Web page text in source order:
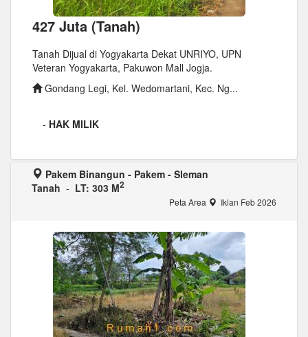
427 Juta (Tanah)
Tanah Dijual di Yogyakarta Dekat UNRIYO, UPN
Veteran Yogyakarta, Pakuwon Mall Jogja.
Gondang Legi, Kel. Wedomartani, Kec. Ng...
- HAK MILIK
Pakem Binangun - Pakem - Sleman
Tanah - LT: 303 M2
Peta Area Iklan Feb 2026